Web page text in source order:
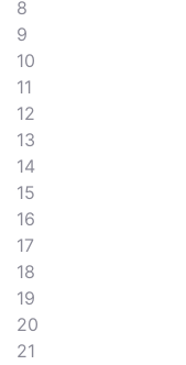
8
9
10
11
12
13
14
15
16
17
18
19
20
21